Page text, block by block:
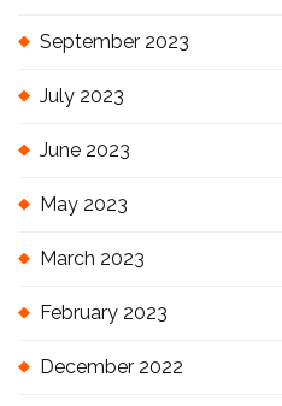
September 2023
July 2023
June 2023
May 2023
March 2023
February 2023
December 2022